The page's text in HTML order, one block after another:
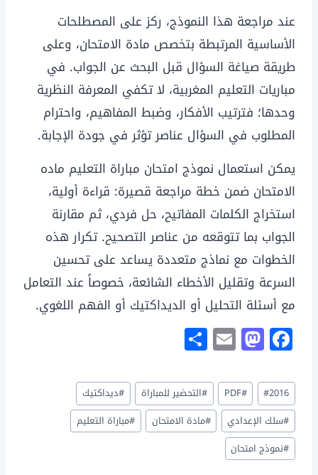
عند مراجعة هذا النموذج، ركز على المصطلحات
الأساسية المرتبطة بتخصص مادة الامتحان، وعلى
طريقة صياغة السؤال قبل البحث عن الجواب. في
مباريات التعليم المغربية، لا تكفي المعرفة النظرية
وحدها؛ فترتيب الأفكار، وضبط المفاهيم، واحترام
المطلوب في السؤال عناصر تؤثر في جودة الإجابة.
يمكن استعمال نموذج امتحان مباراة التعليم ماده
الامتحان ضمن خطة مراجعة قصيرة: قراءة أولية،
استخراج الكلمات المفاتيح، حل فردي، ثم مقارنة
الجواب بما تتوقعه من عناصر التصحيح. تكرار هذه
الخطوات مع نماذج متعددة يساعد على تحسين
السرعة وتقليل الأخطاء الشائعة، خصوصاً عند التعامل
مع أسئلة التحليل أو الديداكتيك أو الفهم اللغوي.
F
a
c
e
b
o
M
a
st
o
d
o
E
m
ai
l
ar
e
وسوم
المقال:
#2016
#
PDF
#التحضير للمباراة #ديداكتيك
#سلك الإعدادي #مادة الامتحان #مباراة التعليم
#نموذج امتحان